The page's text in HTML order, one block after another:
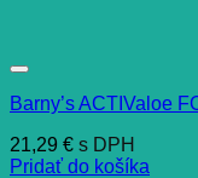
Barny’s ACTIValoe
21,29 € s DPH
Pridať do košíka